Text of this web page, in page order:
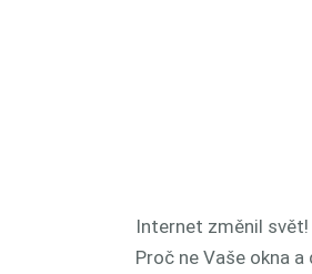
Internet změnil
Proč ne Vaše okna